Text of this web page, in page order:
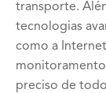
transporte.
tecnologias
como a
preciso de